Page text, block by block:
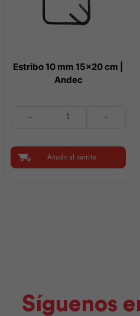
Estribo 10 mm 15×20 cm |
Andec
15x20
cm
|
Añadir al carrito
Síguenos